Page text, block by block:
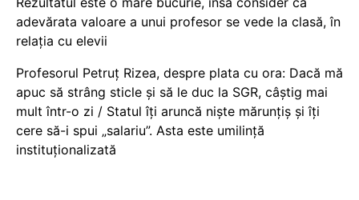
adevărata valoare a unui profesor se vede la clasă, în
relația cu elevii
Profesorul Petruț Rizea, despre plata cu ora: Dacă mă
apuc să strâng sticle și să le duc la SGR, câștig mai
mult într-o zi / Statul îți aruncă niște mărunțiș și îți
cere să-i spui „salariu”. Asta este umilință
instituționalizată